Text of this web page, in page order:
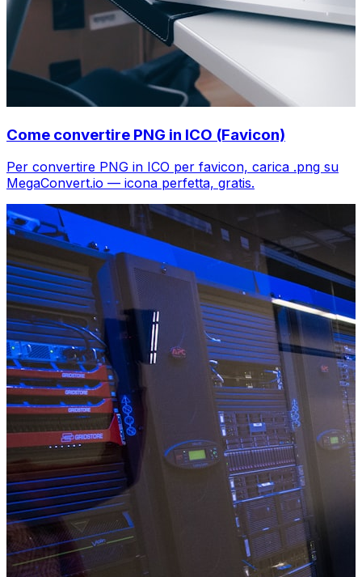
Come convertire PNG in ICO (Favicon)
Per convertire PNG in ICO per favicon, carica .png su
MegaConvert.io — icona perfetta, gratis.